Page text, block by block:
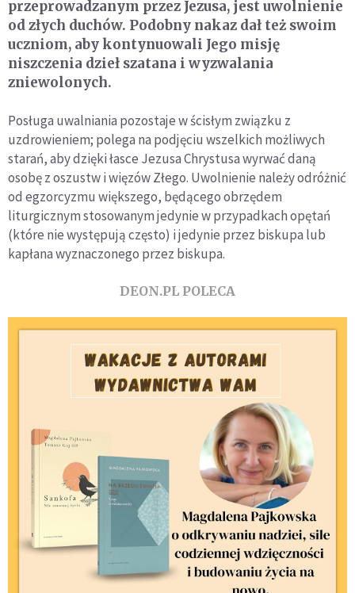
przeprowadzanym przez Jezusa, jest uwolnienie
od złych duchów. Podobny nakaz dał też swoim
uczniom, aby kontynuowali Jego misję
niszczenia dzieł szatana i wyzwalania
zniewolonych.
Posługa uwalniania pozostaje w ścisłym związku z
uzdrowieniem; polega na podjęciu wszelkich możliwych
starań, aby dzięki łasce Jezusa Chrystusa wyrwać daną
osobę z oszustw i więzów Złego. Uwolnienie należy odróżnić
od egzorcyzmu większego, będącego obrzędem
liturgicznym stosowanym jedynie w przypadkach opętań
(które nie występują często) i jedynie przez biskupa lub
kapłana wyznaczonego przez biskupa.
DEON.PL POLECA